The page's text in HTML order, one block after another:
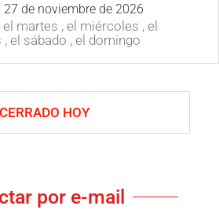
27 de noviembre de 2026
el martes , el miércoles , el
, el sábado , el domingo
CERRADO HOY
por e-mail